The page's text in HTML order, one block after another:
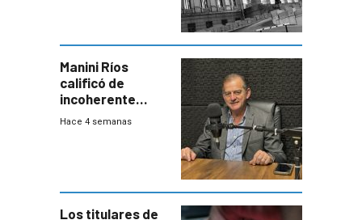
Manini Ríos
calificó de
incoherente
decisión de
Hace 4 semanas
Los titulares de